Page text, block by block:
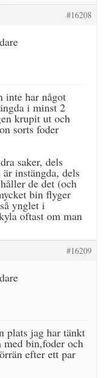
#16208
inte har något
i minst 2
krupit ut och
sorts foder
saker, dels
instängda, dels
de det (och
bin flyger
ynglet i
oftast om man
#16209
plats jag har tänkt
bin,foder och
efter ett par